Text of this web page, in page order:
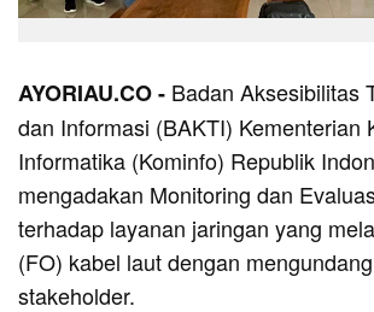
AYORIAU.CO - Badan Aksesibilitas
dan Informasi (BAKTI) Kementerian
Informatika (Kominfo) Republik
mengadakan Monitoring dan
terhadap layanan jaringan yang
(FO) kabel laut dengan
stakeholder.